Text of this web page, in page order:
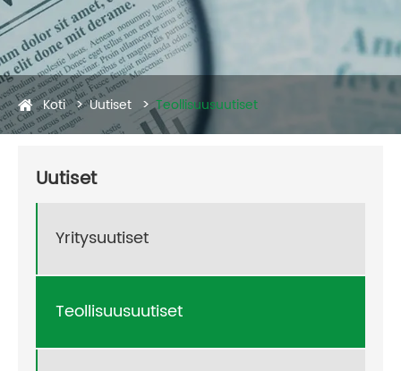
Koti Uutiset Teollisuusuutiset
Uutiset
Yritysuutiset
Teollisuusuutiset